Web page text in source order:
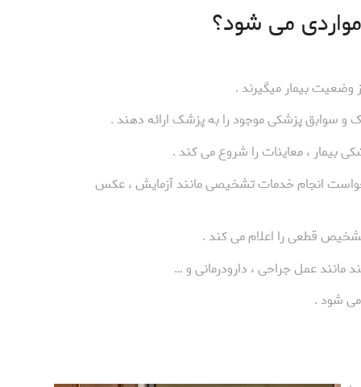
می شود؟
بیمار میگیرند .
و سوابق پزشکی موجود را به پزشک ارائه دهند .
بیمار ، معاینات را شروع می کند .
انجام خدمات تشخیصی مانند آزمایش ، عکس
قطعی را اعلام می کند .
عمل جراحی ، دارودرمانی و …
شود .